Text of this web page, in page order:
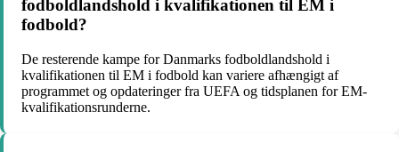
fodboldlandshold i kvalifikationen til EM i
fodbold?
De resterende kampe for Danmarks fodboldlandshold i
kvalifikationen til EM i fodbold kan variere afhængigt af
programmet og opdateringer fra UEFA og tidsplanen for EM-
kvalifikationsrunderne.